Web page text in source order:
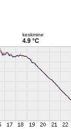
keskmine
4.9 °C